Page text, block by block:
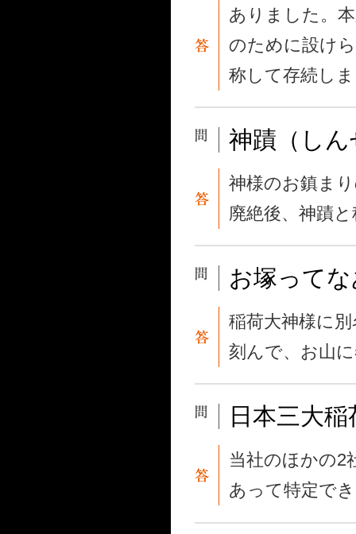
ありました。
のために設け
称して存続し
神蹟（し
神様のお鎮ま
廃絶後、神蹟
お塚って
稲荷大神様に
刻んで、お山
日本三大
当社のほかの2
あって特定で